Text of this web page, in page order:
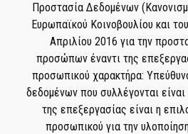
Προστασία Δεδομένων
Ευρωπαϊκού Κοινοβουλίου και
Απριλίου 2016 για την
προσώπων έναντι της
προσωπικού χαρακτήρα:
δεδομένων που συλλέγονται
της επεξεργασίας είναι η
προσωπικού για την